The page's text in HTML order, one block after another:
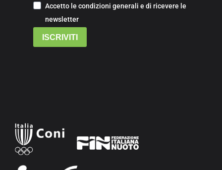
Accetto le condizioni generali e di ricevere le
newsletter
ISCRIVITI